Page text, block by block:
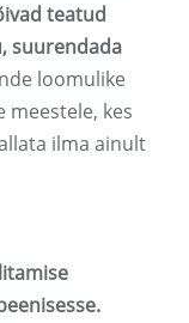
teatud
suurendada
loomulike
kes
ilma ainult